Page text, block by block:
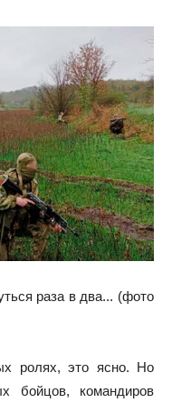
раза в два... (фото
ролях, это ясно. Но
бойцов, командиров